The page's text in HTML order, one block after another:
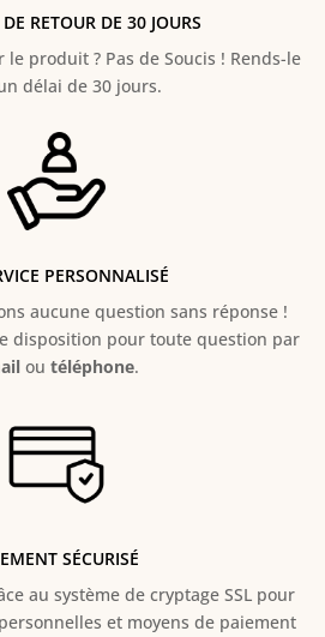
RETOUR DE 30 JOURS
le produit ? Pas de Soucis ! Rends-le
délai de 30 jours.
PERSONNALISÉ
question sans réponse !
disposition pour toute question par
ou téléphone.
SÉCURISÉ
au système de cryptage SSL pour
et moyens de paiement